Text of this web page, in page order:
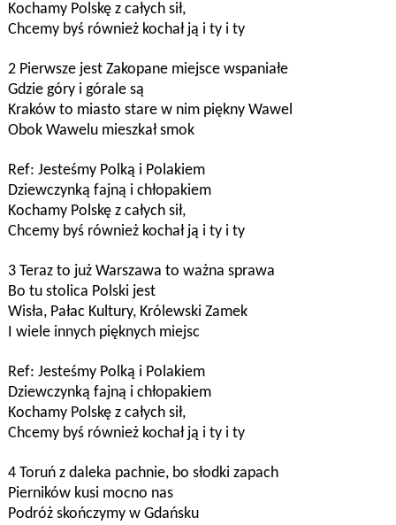
Kochamy Polskę z całych sił,
Chcemy byś również kochał ją i ty i ty
2 Pierwsze jest Zakopane miejsce wspaniałe
Gdzie góry i górale są
Kraków to miasto stare w nim piękny Wawel
Obok Wawelu mieszkał smok
Ref: Jesteśmy Polką i Polakiem
Dziewczynką fajną i chłopakiem
Kochamy Polskę z całych sił,
Chcemy byś również kochał ją i ty i ty
3 Teraz to już Warszawa to ważna sprawa
Bo tu stolica Polski jest
Wisła, Pałac Kultury, Królewski Zamek
I wiele innych pięknych miejsc
Ref: Jesteśmy Polką i Polakiem
Dziewczynką fajną i chłopakiem
Kochamy Polskę z całych sił,
Chcemy byś również kochał ją i ty i ty
4 Toruń z daleka pachnie, bo słodki zapach
Pierników kusi mocno nas
Podróż skończymy w Gdańsku